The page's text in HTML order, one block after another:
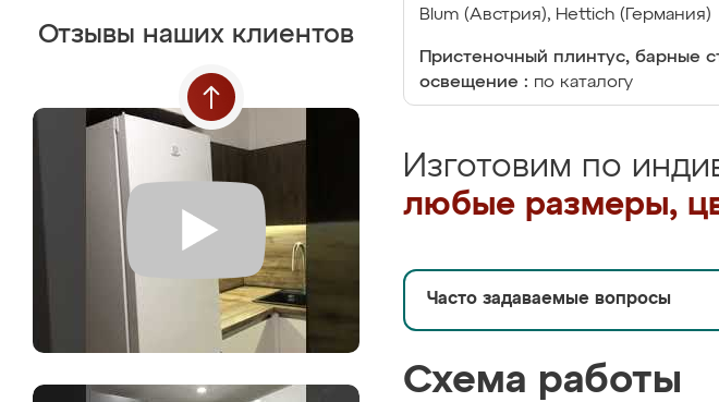
Отзывы наших клиентов
Blum (Австрия), Hettich (Германия)
Пристеночный плинтус, барные
освещение : по каталогу
Изготовим по
любые размеры,
Часто задаваемые вопросы
Схема работы